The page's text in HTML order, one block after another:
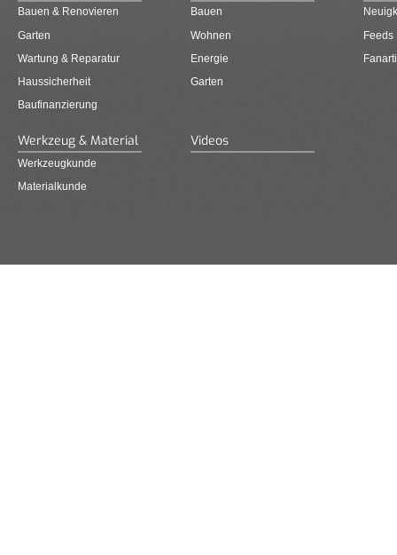
Bauen & Renovieren
Garten
Wartung & Reparatur
Haussicherheit
Baufinanzierung
Bauen
Wohnen
Energie
Garten
Feeds
Werkzeug & Material
Werkzeugkunde
Materialkunde
Videos